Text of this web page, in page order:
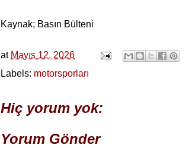
Kaynak; Basın Bülteni
at Mayıs 12, 2026
Labels: motorsporları
Hiç yorum yok:
Yorum Gönder